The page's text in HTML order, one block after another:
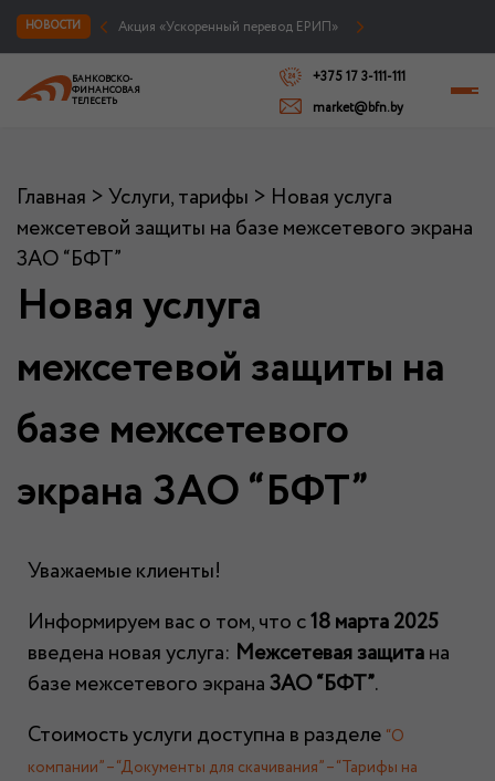
НОВОСТИ Акция «Ускоренный перевод ЕРИП»
БАНКОВСКО-
ФИНАНСОВАЯ
ТЕЛЕСЕТЬ
+375 17 3-111-111
market@bfn.by
Главная >Услуги, тарифы > Новая услуга
межсетевой защиты на базе межсетевого экрана
ЗАО “БФТ”
Новая услуга
межсетевой защиты на
базе межсетевого
экрана ЗАО “БФТ”
Уважаемые клиенты!
Информируем вас о том, что с18 марта 2025
введена новая услуга: Межсетевая защитана
базе межсетевого экранаЗАО “БФТ”.
Стоимость услуги доступна в разделе “О
компании” – “Документы для скачивания” – “Тарифы на